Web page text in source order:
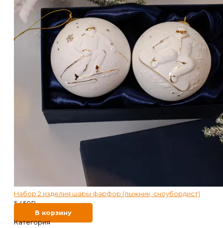
Набор 2 изделия шары фарфор (лыжник, сноубордист)
5 450₽
В корзину
Категория